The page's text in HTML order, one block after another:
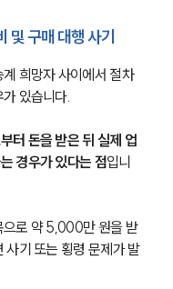
및 구매 대행 사기
희망자 사이에서 절차
있습니다.
터 돈을 받은 뒤 실제 업
경우가 있다는 점입니
으로 약 5,000만 원을 받
사기 또는 횡령 문제가 발